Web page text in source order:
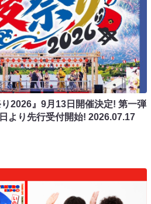
り2026』9月13日開催決定! 第一弾
より先行受付開始! 2026.07.17